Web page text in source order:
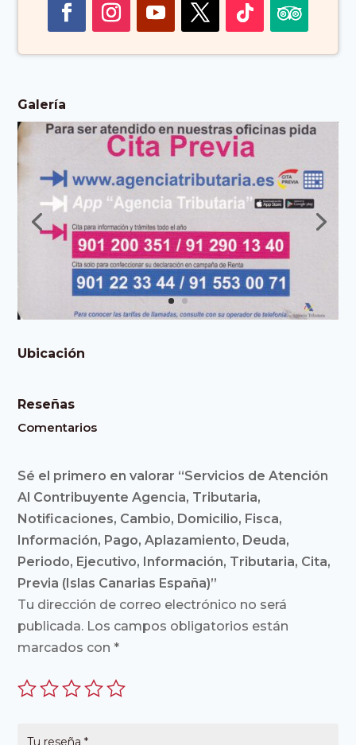
Aplazamiento,
Deuda, Periodo,
Información,
Tributaria, Cita,
Previa (Islas
Canarias España)
Galería
Ubicación
Reseñas
Comentarios
Sé el primero en valorar “Servicios de Atención
Al Contribuyente Agencia, Tributaria,
Notificaciones, Cambio, Domicilio, Fisca,
Información, Pago, Aplazamiento, Deuda,
Periodo, Ejecutivo, Información, Tributaria, Cita,
Previa (Islas Canarias España)”
Tu dirección de correo electrónico no será
publicada. Los campos obligatorios están
marcados con*